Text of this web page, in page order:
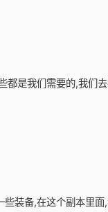
都是我们需要的,我们
装备,在这个副本里